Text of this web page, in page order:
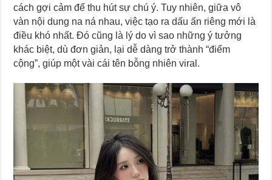
cách gợi cảm để thu hút sự chú ý. Tuy nhiên, giữa vô
vàn nội dung na ná nhau, việc tạo ra dấu ấn riêng mới là
điều khó nhất. Đó cũng là lý do vì sao những ý tưởng
khác biệt, dù đơn giản, lại dễ dàng trở thành “điểm
cộng”, giúp một vài cái tên bỗng nhiên viral.